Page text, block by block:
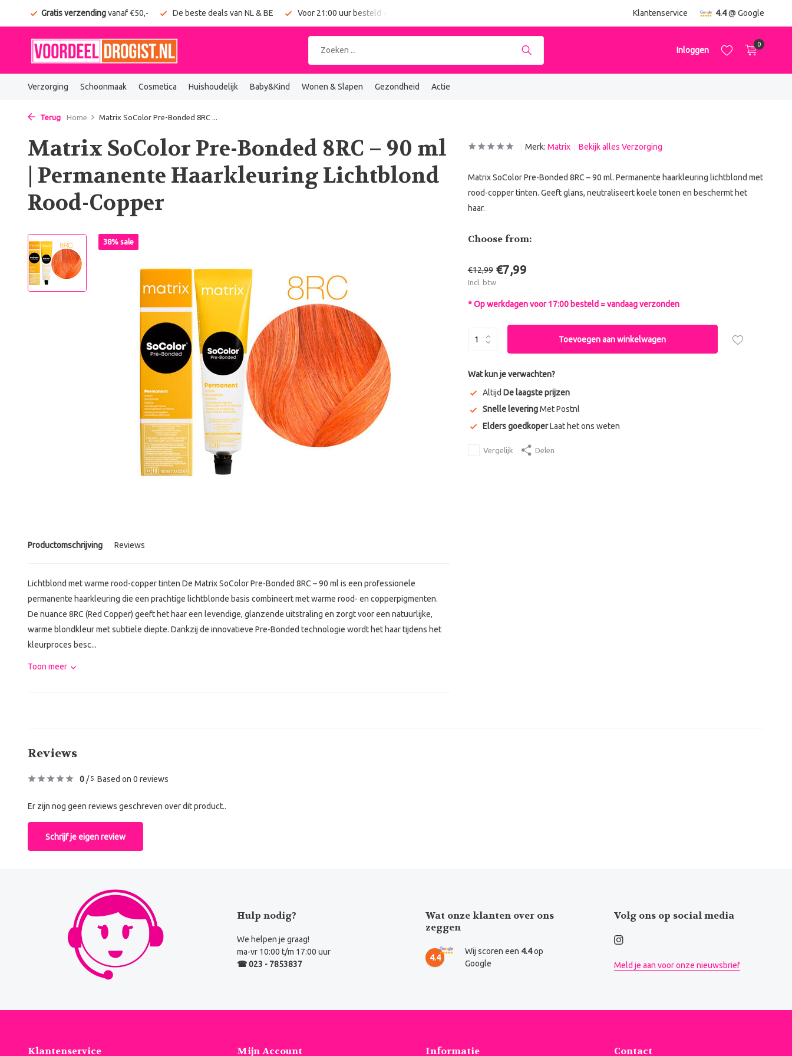
Gratis verzendingvanaf €50,- De beste deals van NL & BE Voor 21:00 uur besteld = vandaag verzonden Klantenservice 4.4@ Google
Inloggen
0
Verzorging Schoonmaak Cosmetica Huishoudelijk Baby&Kind Wonen & Slapen Gezondheid Actie
Terug Home Matrix SoColor Pre-Bonded 8RC ...
Matrix SoColor Pre-Bonded 8RC – 90 ml
| Permanente Haarkleuring Lichtblond
Rood-Copper
38% sale
Productomschrijving Reviews
Lichtblond met warme rood-copper tinten De Matrix SoColor Pre-Bonded 8RC – 90 ml is een professionele
permanente haarkleuring die een prachtige lichtblonde basis combineert met warme rood- en copperpigmenten.
De nuance 8RC (Red Copper) geeft het haar een levendige, glanzende uitstraling en zorgt voor een natuurlijke,
warme blondkleur met subtiele diepte. Dankzij de innovatieve Pre-Bonded technologie wordt het haar tijdens het
kleurproces besc...
Toon meer
Merk: Matrix Bekijk alles Verzorging
Matrix SoColor Pre-Bonded 8RC – 90 ml. Permanente haarkleuring lichtblond met
rood-copper tinten. Geeft glans, neutraliseert koele tonen en beschermt het
haar.
Choose from:
€12,99 €7,99
Incl. btw
* Op werkdagen voor 17:00 besteld = vandaag verzonden
Toevoegen aan winkelwagen
Wat kun je verwachten?
Altijd De laagste prijzen
Snelle leveringMet Postnl
Elders goedkoperLaat het ons weten
Vergelijk Delen
Reviews
0 /5 Based on 0 reviews
Er zijn nog geen reviews geschreven over dit product..
Schrijf je eigen review
Hulp nodig?
We helpen je graag!
ma-vr 10:00 t/m 17:00 uur
☎ 023 - 7853837
Wat onze klanten over ons
zeggen
4.4
Wij scoren een 4.4op
Google
Volg ons op social media
Meld je aan voor onze nieuwsbrief
Klantenservice Mijn Account Informatie Contact